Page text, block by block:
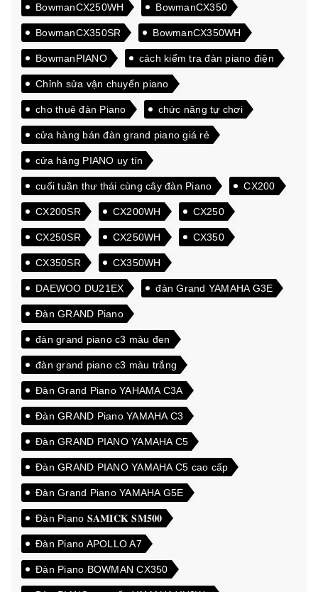
BowmanCX250WH BowmanCX350
BowmanCX350SR BowmanCX350WH
BowmanPIANO cách kiểm tra đàn piano điện
Chỉnh sửa vận chuyển piano
cho thuê đàn Piano chức năng tự chơi
cửa hàng bán đàn grand piano giá rẻ
cửa hàng PIANO uy tín
cuối tuần thư thái cùng cây đàn Piano CX200
CX200SR CX200WH CX250
CX250SR CX250WH CX350
CX350SR CX350WH
DAEWOO DU21EX đàn Grand YAMAHA G3E
Đàn GRAND Piano
đàn grand piano c3 màu đen
đàn grand piano c3 màu trắng
Đàn Grand Piano YAHAMA C3A
Đàn GRAND Piano YAMAHA C3
Đàn GRAND PIANO YAMAHA C5
Đàn GRAND PIANO YAMAHA C5 cao cấp
Đàn Grand Piano YAMAHA G5E
Đàn Piano 𝐒𝐀𝐌𝐈𝐂𝐊 𝐒𝐌𝟓𝟎𝟎
Đàn Piano APOLLO A7
Đàn Piano BOWMAN CX350